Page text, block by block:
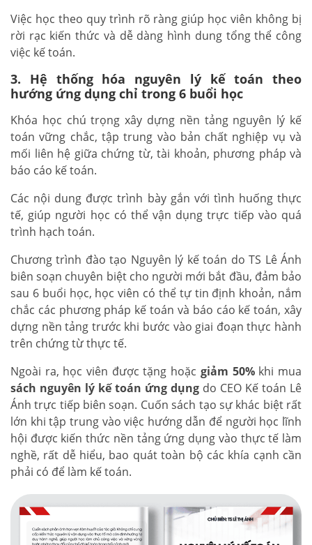
Việc học theo quy trình rõ ràng giúp học viên không bị
rời rạc kiến thức và dễ dàng hình dung tổng thể công
việc kế toán.
3. Hệ thống hóa nguyên lý kế toán theo
hướng ứng dụng chỉ trong 6 buổi học
Khóa học chú trọng xây dựng nền tảng nguyên lý kế
toán vững chắc, tập trung vào bản chất nghiệp vụ và
mối liên hệ giữa chứng từ, tài khoản, phương pháp và
báo cáo kế toán.
Các nội dung được trình bày gắn với tình huống thực
tế, giúp người học có thể vận dụng trực tiếp vào quá
trình hạch toán.
Chương trình đào tạo Nguyên lý kế toán do TS Lê Ánh
biên soạn chuyên biệt cho người mới bắt đầu, đảm bảo
sau 6 buổi học, học viên có thể tự tin định khoản, nắm
chắc các phương pháp kế toán và báo cáo kế toán, xây
dựng nền tảng trước khi bước vào giai đoạn thực hành
trên chứng từ thực tế.
Ngoài ra, học viên được tặng hoặc giảm 50%khi mua
sách nguyên lý kế toán ứng dụng do CEO Kế toán Lê
Ánh trực tiếp biên soạn. Cuốn sách tạo sự khác biệt rất
lớn khi tập trung vào việc hướng dẫn để người học lĩnh
hội được kiến thức nền tảng ứng dụng vào thực tế làm
nghề, rất dễ hiểu, bao quát toàn bộ các khía cạnh cần
phải có để làm kế toán.